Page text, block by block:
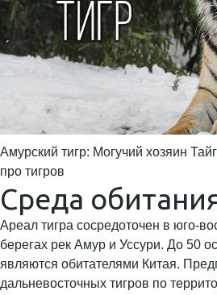
Амурский тигр: Могучий хозяин
про тигров
Среда
Ареал тигра сосредоточен в юго-
берегах рек Амур и Уссури. До 50
являются обитателями Китая.
дальневосточных тигров по